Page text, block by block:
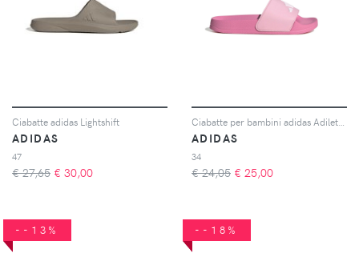
Ciabatte adidas Lightshift
ADIDAS
47
€ 27,65 € 30,00
ADIDAS
34
€ 24,05 € 25,00
--13% --18%